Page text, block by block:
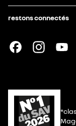
restons connectés